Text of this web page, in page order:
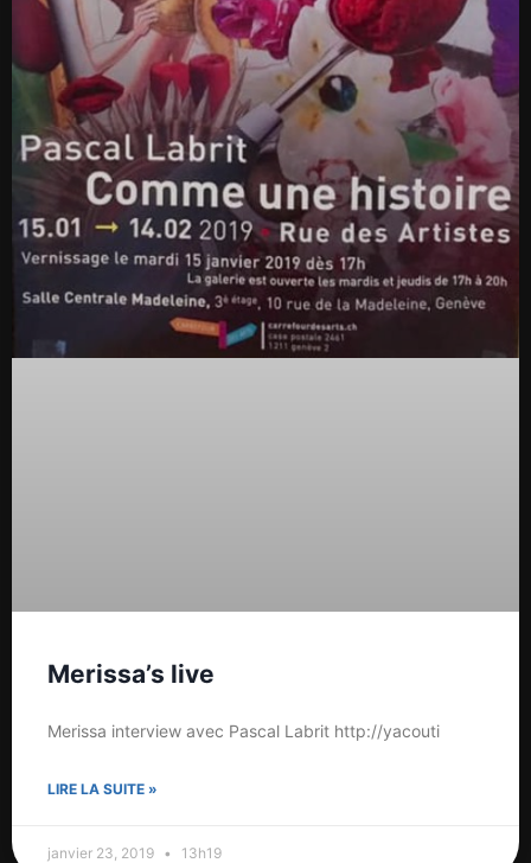
Merissa’s live
Merissa interview avec Pascal Labrit http://yacouti
LIRE LA SUITE »
janvier 23, 2019 13h19